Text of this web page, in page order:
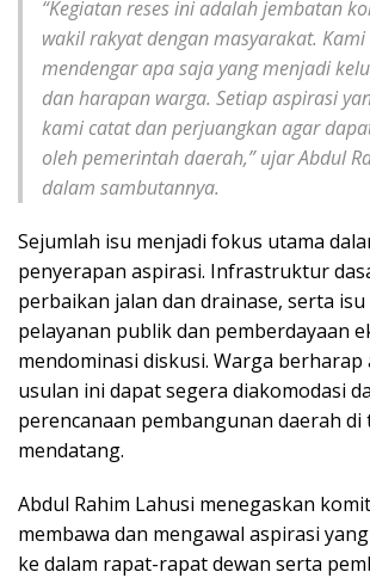
“Kegiatan reses ini adalah jembatan
wakil rakyat dengan masyarakat.
mendengar apa saja yang menjadi
dan harapan warga. Setiap aspirasi
kami catat dan perjuangkan agar
oleh pemerintah daerah,” ujar Abdul
dalam sambutannya.
Sejumlah isu menjadi fokus utama
penyerapan aspirasi. Infrastruktur
perbaikan jalan dan drainase, serta
pelayanan publik dan pemberdayaan
mendominasi diskusi. Warga
usulan ini dapat segera diakomodasi
perencanaan pembangunan daerah di
mendatang.
Abdul Rahim Lahusi menegaskan
membawa dan mengawal aspirasi
ke dalam rapat-rapat dewan serta